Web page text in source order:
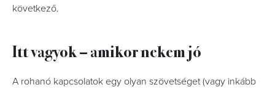
következő.
Itt vagyok – amikor nekem jó
A rohanó kapcsolatok egy olyan szövetséget (vagy inkább